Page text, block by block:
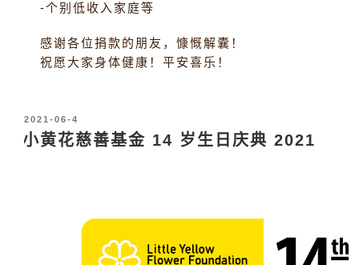
-个别低收入家庭等
感谢各位捐款的朋友，慷慨解囊！
祝愿大家身体健康！平安喜乐！
发
布
于
2021-06-4
小黄花慈善基金 14 岁生日庆典 2021